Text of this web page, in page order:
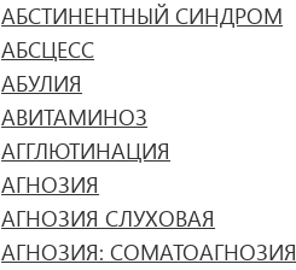
АБСТИНЕНТНЫЙ СИНДРОМ
АБСЦЕСС
АБУЛИЯ
АВИТАМИНОЗ
АГГЛЮТИНАЦИЯ
АГНОЗИЯ
АГНОЗИЯ СЛУХОВАЯ
АГНОЗИЯ: СОМАТОАГНОЗИЯ